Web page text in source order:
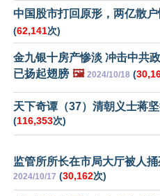
中国股市打回原形，两亿散户
(62,141次)
金九银十房产惨淡 冲击中共
已扬起翅膀 🖼️ 2024/10/18 (
天下奇谭（37）清朝义士蒋
(116,353次)
监管所所长在市局大厅被人
2024/10/17 (30,162次)